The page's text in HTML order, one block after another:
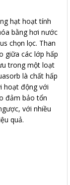
hạt hoạt tính
bằng hơi nước
chọn lọc. Than
giữa các lớp hấp
trong một loạt
là chất hấp
hoạt động với
đảm bảo tổn
với nhiều
quả.